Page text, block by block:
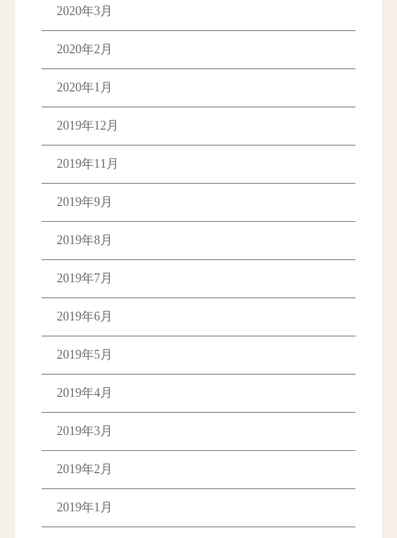
2020年3月
2020年2月
2020年1月
2019年12月
2019年11月
2019年9月
2019年8月
2019年7月
2019年6月
2019年5月
2019年4月
2019年3月
2019年2月
2019年1月